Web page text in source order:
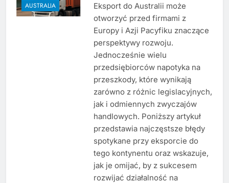
AUSTRALIA
Eksport do Australii może
otworzyć przed firmami z
Europy i Azji Pacyfiku znaczące
perspektywy rozwoju.
Jednocześnie wielu
przedsiębiorców napotyka na
przeszkody, które wynikają
zarówno z różnic legislacyjnych,
jak i odmiennych zwyczajów
handlowych. Poniższy artykuł
przedstawia najczęstsze błędy
spotykane przy eksporcie do
tego kontynentu oraz wskazuje,
jak je omijać, by z sukcesem
rozwijać działalność na